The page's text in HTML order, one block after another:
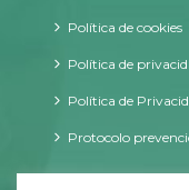
Política de cookies
Política de
Política de
Protocolo